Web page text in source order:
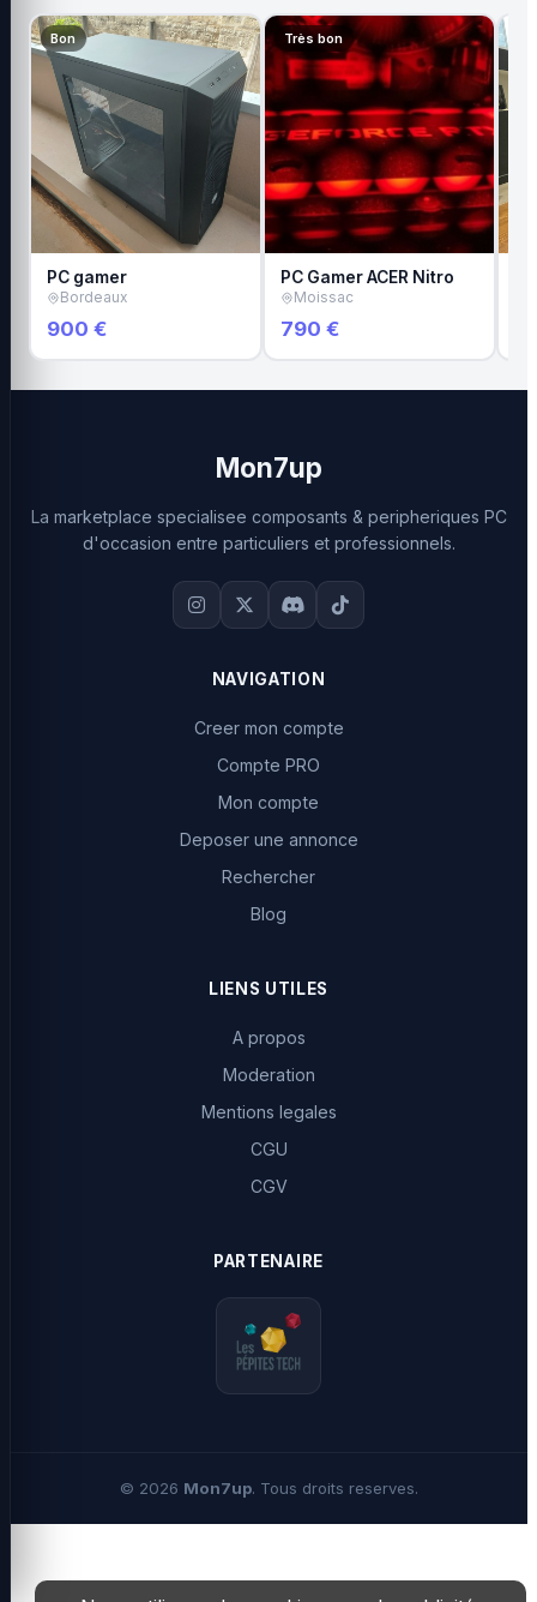
Bon
PC gamer
Bordeaux
900 €
Très bon
PC Gamer ACER Nitro
Moissac
790 €
Mon7up
La marketplace specialisee composants & peripheriques PC
d'occasion entre particuliers et professionnels.
NAVIGATION
Creer mon compte
Compte PRO
Mon compte
Deposer une annonce
Rechercher
Blog
LIENS UTILES
A propos
Moderation
Mentions legales
CGU
CGV
PARTENAIRE
© 2026 Mon7up. Tous droits reserves.